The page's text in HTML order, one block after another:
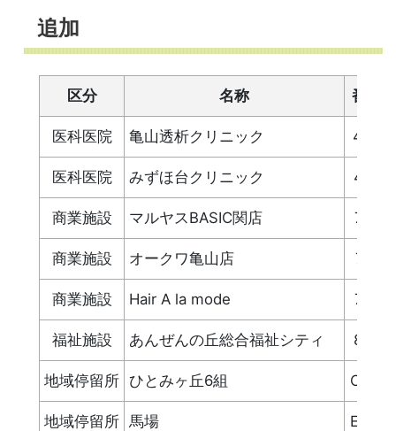
追加
区分 名称 番号
医科医院 亀山透析クリニック 430
医科医院 みずほ台クリニック 431
商業施設 マルヤスBASIC関店 701
商業施設 オークワ亀山店 711
商業施設 Hair A la mode 712
福祉施設 あんぜんの丘総合福祉シティ 805
地域停留所 ひとみヶ丘6組 C-12
地域停留所 馬場 E-23